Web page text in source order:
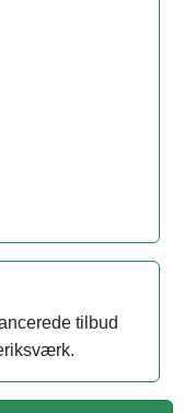
tilbud